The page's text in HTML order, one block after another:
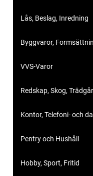
Lås, Beslag, Inredning
Byggvaror,
VVS-Varor
Redskap, Skog,
Kontor, Telefoni- och
Pentry och Hushåll
Hobby, Sport, Fritid